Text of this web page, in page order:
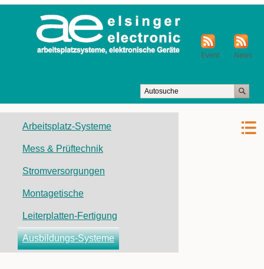
News
Event
überspringen
Arbeitsplatz-Systeme
Mess & Prüftechnik
Stromversorgungen
Montagetische
Leiterplatten-Fertigung
Ausbildungs-Systeme